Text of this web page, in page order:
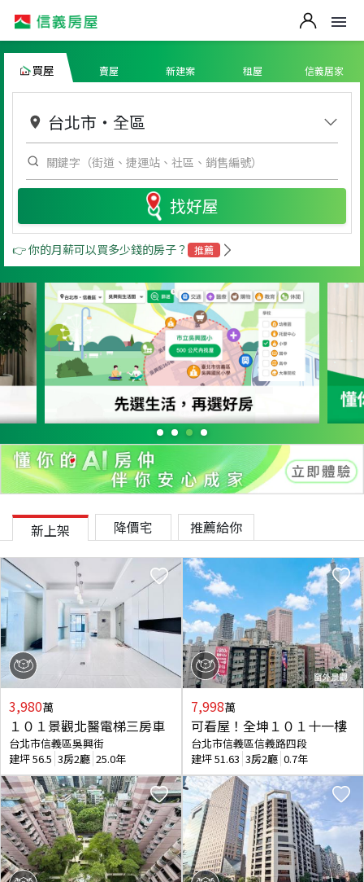
買屋 賣屋 新建案 租屋 信義居家
台北市 ・ 全區
找好屋
👉 你的月薪可以買多少錢的房子？ 推薦
新上架 降價宅 推薦給你
3,980萬
１０１景觀北醫電梯三房車
台北市信義區吳興街
建坪56.5 3房2廳 25.0年
7,998萬
可看屋！全坤１０１十一樓
台北市信義區信義路四段
建坪51.63 3房2廳 0.7年